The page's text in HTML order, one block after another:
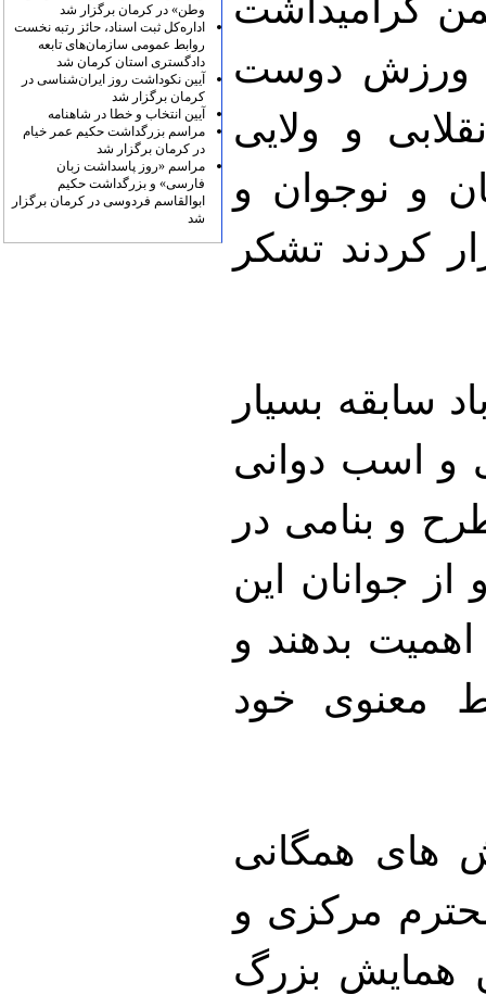
گرامیداشت
ورزش دوست
و ولایی
و نوجوان و
کردند تشکر
سابقه بسیار
و اسب دوانی
و بنامی در
جوانان این
بدهند و
معنوی خود
های همگانی
مرکزی و
همایش بزرگ
وطن» در کرمان برگزار شد
اداره‌کل ثبت اسناد، حائز رتبه نخست
روابط عمومی سازمان‌های تابعه
دادگستری استان کرمان شد
آیین نکوداشت روز ایران‌شناسی در
کرمان برگزار شد
آیین انتخاب و خطا در شاهنامه
مراسم بزرگداشت حکیم عمر خیام
در کرمان برگزار شد
مراسم «روز پاسداشت زبان
فارسی» و بزرگداشت حکیم
ابوالقاسم فردوسی در کرمان برگزار
شد